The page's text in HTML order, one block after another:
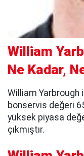
William
Ne Kadar,
William
bonservis değeri
yüksek piyasa
çıkmıştır.